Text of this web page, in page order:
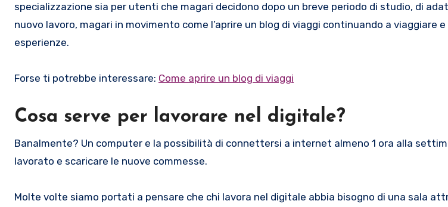
specializzazione sia per utenti che magari decidono dopo un breve periodo di studio, di
nuovo lavoro, magari in movimento come l’aprire un blog di viaggi continuando a viaggiare
esperienze.
Forse ti potrebbe interessare: Come aprire un blog di viaggi
Cosa serve per lavorare nel digitale?
Banalmente? Un computer e la possibilità di connettersi a internet almeno 1 ora alla
lavorato e scaricare le nuove commesse.
Molte volte siamo portati a pensare che chi lavora nel digitale abbia bisogno di una sala